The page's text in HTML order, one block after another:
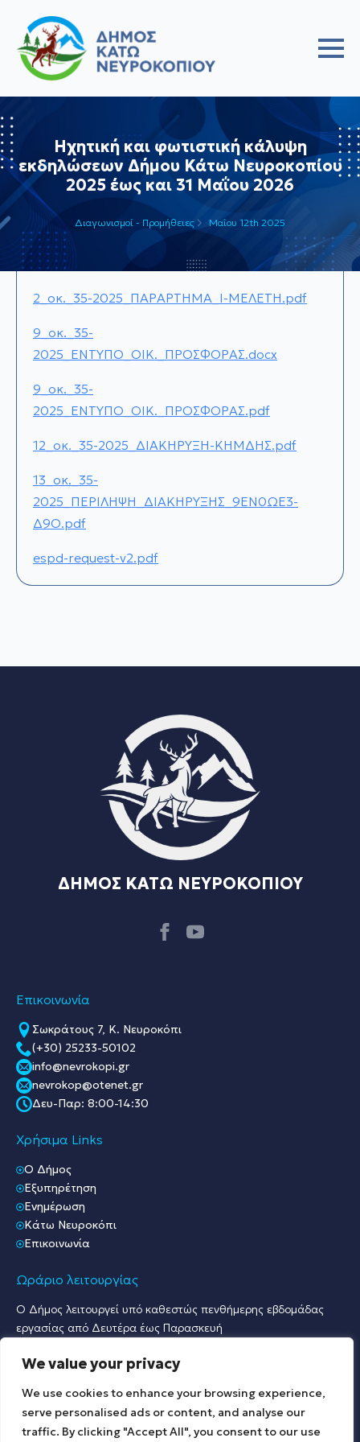
We value your privacy
We use cookies to enhance your browsing experience,
serve personalised ads or content, and analyse our
traffic. By clicking "Accept All", you consent to our use
Ηχητική και φωτιστική κάλυψη
εκδηλώσεων Δήμου Κάτω Νευροκοπίου
2025 έως και 31 Μαΐου 2026
Διαγωνισμοί - Προμήθειες Μαΐου 12th 2025
2_οκ._35-2025_ΠΑΡΑΡΤΗΜΑ_I-ΜΕΛΕΤΗ.pdf
9_οκ._35-
2025_ΕΝΤΥΠΟ_ΟΙΚ._ΠΡΟΣΦΟΡΑΣ.docx
9_οκ._35-
2025_ΕΝΤΥΠΟ_ΟΙΚ._ΠΡΟΣΦΟΡΑΣ.pdf
12_οκ._35-2025_ΔΙΑΚΗΡΥΞΗ-ΚΗΜΔΗΣ.pdf
13_οκ._35-
2025_ΠΕΡΙΛΗΨΗ_ΔΙΑΚΗΡΥΞΗΣ_9ΕΝ0ΩΕ3-
Δ9Ο.pdf
espd-request-v2.pdf
ΔΗΜΟΣ ΚΑΤΩ ΝΕΥΡΟΚΟΠΙΟΥ
Επικοινωνία
Σωκράτους 7, Κ. Νευροκόπι
(+30) 25233-50102
info@nevrokopi.gr
nevrokop@otenet.gr
Δευ-Παρ: 8:00-14:30
Χρήσιμα Links
O Δήμος
Εξυπηρέτηση
Ενημέρωση
Κάτω Νευροκόπι
Επικοινωνία
Ωράριο λειτουργίας
Ο Δήμος λειτουργεί υπό καθεστώς πενθήμερης εβδομάδας
εργασίας από Δευτέρα έως Παρασκευή
Γραφείο Πρωτοκόλλου & Γραφεία Υποδοχής Πολιτών:
Δευτέρα έως Παρασκευή: 09:00 – 15:00.